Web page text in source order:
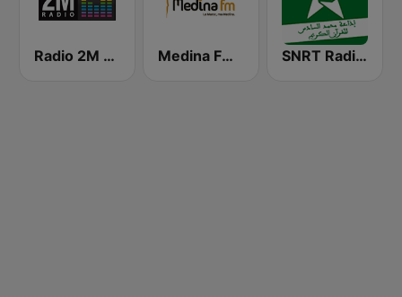
Radio 2M (راديو 2 م) Medina FM (إذاعة مدينة فم) SNRT Radio Idaat Mohammed Assadiss (السادسة)